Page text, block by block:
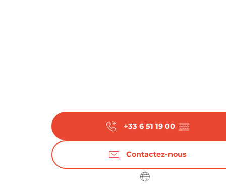
+33 6 51 19 00 ▒▒
Contactez-nous